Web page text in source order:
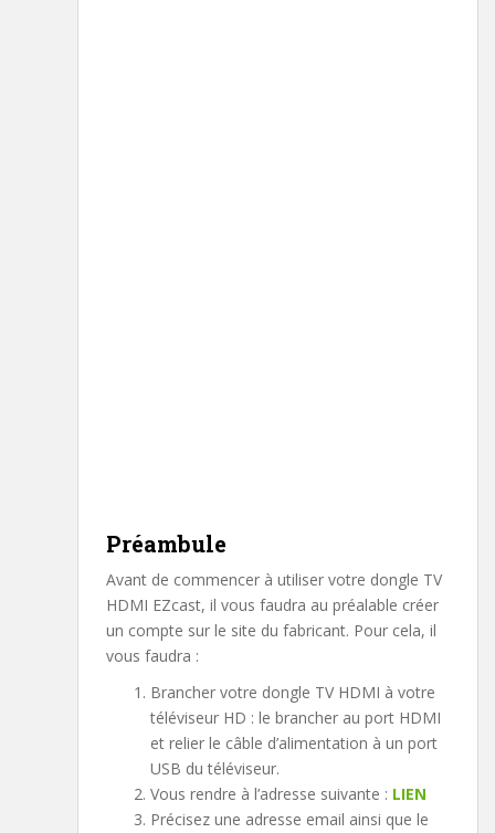
Préambule
Avant de commencer à utiliser votre dongle TV
HDMI EZcast, il vous faudra au préalable créer
un compte sur le site du fabricant. Pour cela, il
vous faudra :
Brancher votre dongle TV HDMI à votre
téléviseur HD : le brancher au port HDMI
et relier le câble d’alimentation à un port
USB du téléviseur.
Vous rendre à l’adresse suivante : LIEN
Précisez une adresse email ainsi que le